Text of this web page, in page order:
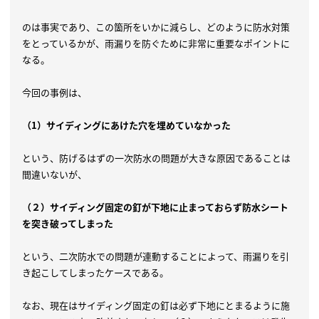
のは事実であり、この箇所をいかに減らし、どのように防水対策
をとっているかが、雨漏りを防ぐために非常に重要なポイントに
なる。
今回の事例は、
（1）サイディングにあけた穴を埋めていなかった
という、防げるはずの一次防水の問題が大きな原因であることは
間違いないが、
（２）サイディング固定の釘が下地に止まっておらず防水シート
を突き破ってしまった
という、二次防水での問題が連動することによって、雨漏りを引
き起こしてしまったケースである。
なお、現在はサイディング固定の釘は必ず下地にとまるように施